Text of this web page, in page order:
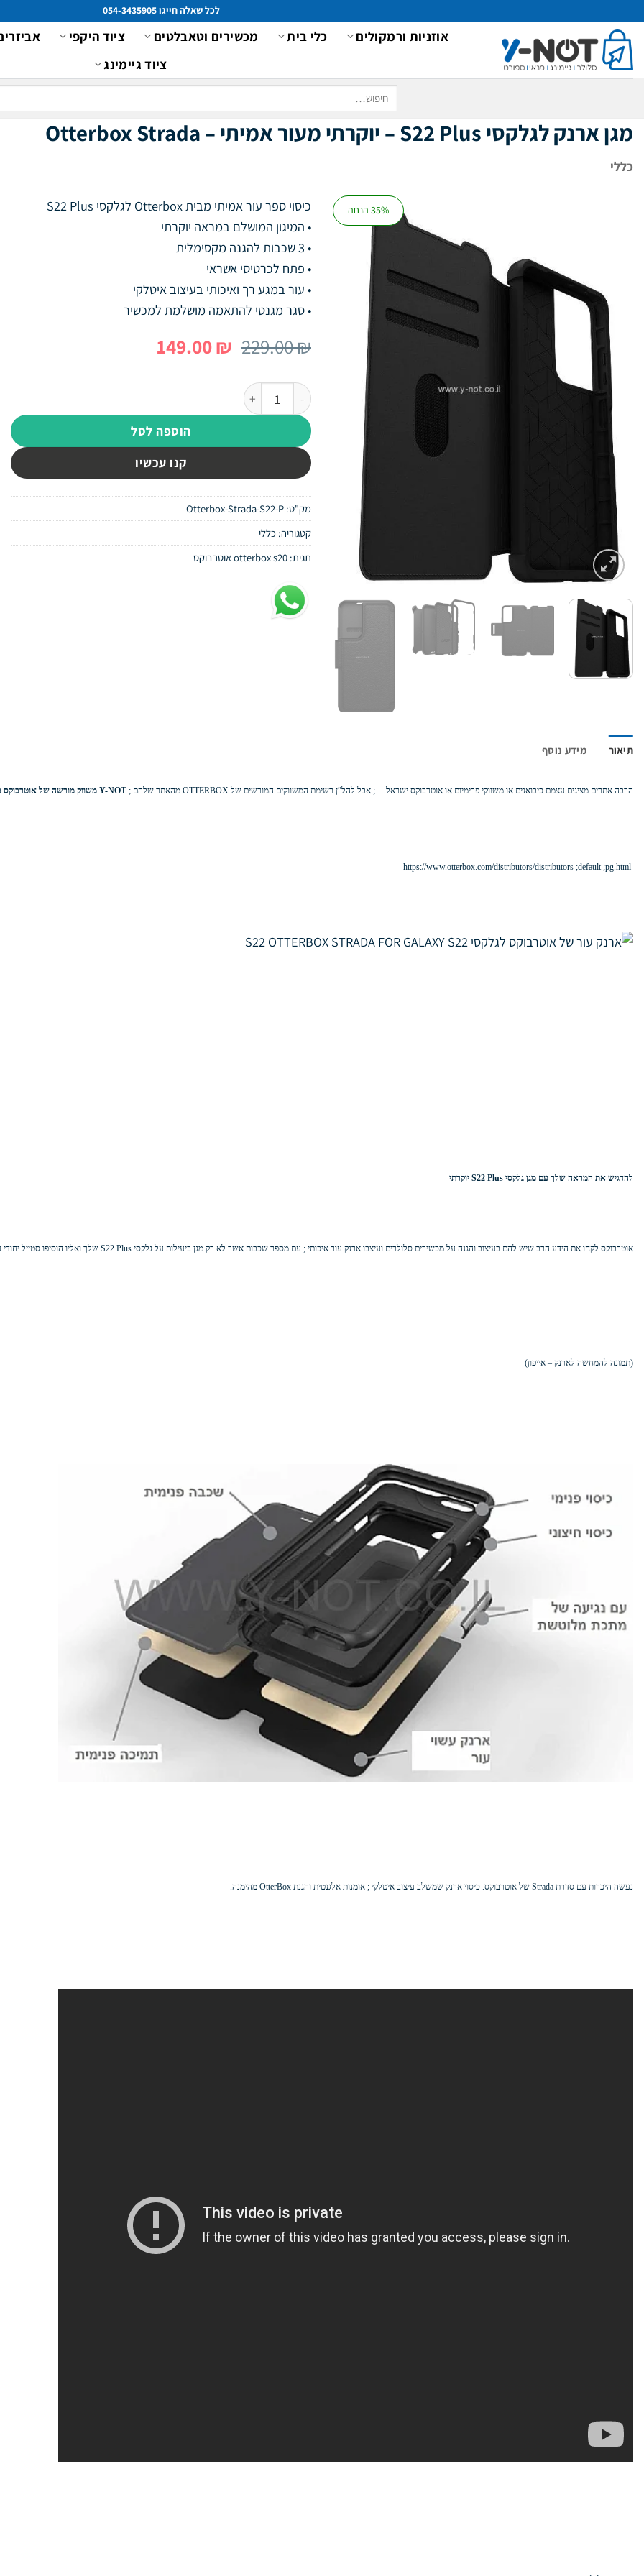
content
לכל שאלה חייגו 054-3435905
אוזניות ורמקולים כלי בית מכשירים וטאבלטים ציוד היקפי
ציוד גיימינג
עבור:
מגן ארנק לגלקסי S22Plus – יוקרתי מעור אמיתי – Otterbox Strada
כללי
35% הנחה
כיסוי ספר עור אמיתי מבית Otterbox לגלקסי S22 Plus
• המיגון המושלם במראה יוקרתי
• 3 שכבות להגנה מקסימלית
• פתח לכרטיסי אשראי
• עור במגע רך ואיכותי בעיצוב איטלקי
• סגר מגנטי להתאמה מושלמת למכשיר
229.00₪ המחיר
149.00₪
כמות של מגן ארנק לגלקסי S22 Plus - יוקרתי מעור אמיתי - Otterbox Strada
הוספה לסל
קנו עכשיו
מק"ט: Otterbox-Strada-S22-P
קטגוריה: כללי
תגית: otterbox s20 אוטרבוקס
תיאור מידע נוסף
הרבה אתרים מציגים עצמם כיבואנים או משווקי פרימיום או אוטרבוקס ישראל… ; אבל להל”ן רשימת המשווקים המורשים של OTTERBOX מהאתר שלהם ; Y-NOT משווק מורשה של אוטרבוקס
https://www.otterbox.com/distributors/distributors ;default ;pg.html
להדגיש את המראה שלך עם מגן גלקסי S22 Plus יוקרתי
אוטרבוקס לקחו את הידע הרב שיש להם בעיצוב והגנה על מכשירים סלולרים ועיצבו ארנק עור איכותי ; עם מספר שכבות אשר לא רק מגן ביעילות על גלקסי S22 Plus שלך ואליו הוסיפו סטייל יחודי עם מגן עשוי עור אמיתי ויוקרתי
(תמונה להמחשה לארנק – אייפון)
נעשה היכרות עם סדרת Strada של אוטרבוקס. כיסוי ארנק שמשלב עיצוב איטלקי ; אומנות אלגנטית והגנת OtterBox מהימנה.